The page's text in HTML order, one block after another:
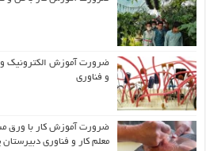
ضرورت آموزش الکترونیک و
و فناوری
ضرورت آموزش کار با ورق
معلم کار و فناوری